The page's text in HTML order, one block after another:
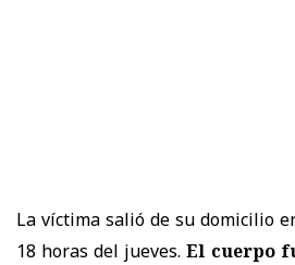
La víctima salió de su domicilio
18 horas del jueves.El cuerpo